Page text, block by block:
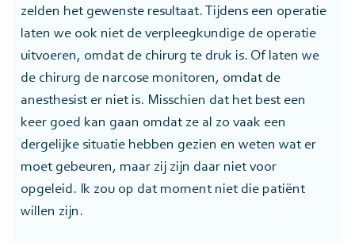
zelden het gewenste resultaat. Tijdens een operatie
laten we ook niet de verpleegkundige de operatie
uitvoeren, omdat de chirurg te druk is. Of laten we
de chirurg de narcose monitoren, omdat de
anesthesist er niet is. Misschien dat het best een
keer goed kan gaan omdat ze al zo vaak een
dergelijke situatie hebben gezien en weten wat er
moet gebeuren, maar zij zijn daar niet voor
opgeleid. Ik zou op dat moment niet die patiënt
willen zijn.